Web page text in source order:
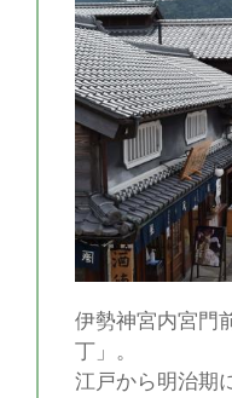
伊勢神宮内宮門
丁」。
江戸から明治期